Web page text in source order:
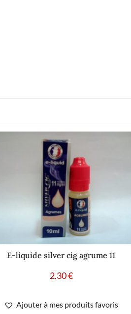
E-liquide silver cig agrume 11
2.30€
Ajouter à mes produits favoris